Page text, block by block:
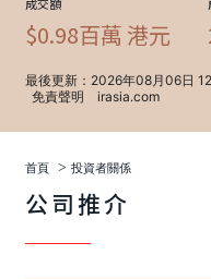
首頁 > 投資者關係
公司推介